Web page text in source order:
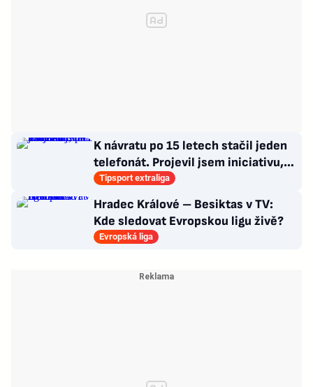
K návratu po 15 letech stačil jeden
telefonát. Projevil jsem iniciativu,
říká Pavelka
Tipsport extraliga
Hradec Králové – Besiktas v TV:
Kde sledovat Evropskou ligu živě?
Evropská liga